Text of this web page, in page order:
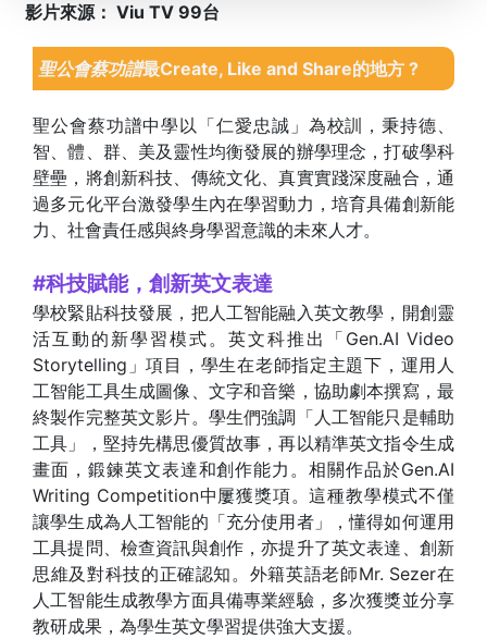
影片來源： Viu TV 99台
聖公會蔡功譜最Create, Like and Share的地方 ?
聖公會蔡功譜中學以「仁愛忠誠」為校訓，秉持德、
智、體、群、美及靈性均衡發展的辦學理念，打破學科
壁壘，將創新科技、傳統文化、真實實踐深度融合，通
過多元化平台激發學生內在學習動力，培育具備創新能
力、社會責任感與終身學習意識的未來人才。
#科技賦能，創新英文表達
學校緊貼科技發展，把人工智能融入英文教學，開創靈
活互動的新學習模式。英文科推出「Gen.AI Video
Storytelling」項目，學生在老師指定主題下，運用人
工智能工具生成圖像、文字和音樂，協助劇本撰寫，最
終製作完整英文影片。學生們強調「人工智能只是輔助
工具」，堅持先構思優質故事，再以精準英文指令生成
畫面，鍛鍊英文表達和創作能力。相關作品於Gen.AI
Writing Competition中屢獲獎項。這種教學模式不僅
讓學生成為人工智能的「充分使用者」，懂得如何運用
工具提問、檢查資訊與創作，亦提升了英文表達、創新
思維及對科技的正確認知。外籍英語老師Mr. Sezer在
人工智能生成教學方面具備專業經驗，多次獲獎並分享
教研成果，為學生英文學習提供強大支援。